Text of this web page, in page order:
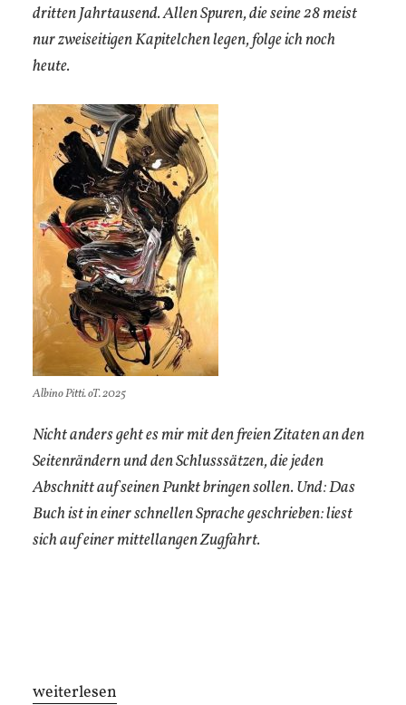
dritten Jahrtausend. Allen Spuren, die seine 28 meist
nur zweiseitigen Kapitelchen legen, folge ich noch
heute.
Albino Pitti. oT. 2025
Nicht anders geht es mir mit den freien Zitaten an den
Seitenrändern und den Schlusssätzen, die jeden
Abschnitt auf seinen Punkt bringen sollen. Und: Das
Buch ist in einer schnellen Sprache geschrieben: liest
sich auf einer mittellangen Zugfahrt.
„Existenzialismus“
weiterlesen